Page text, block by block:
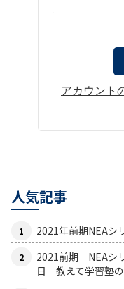
アカウント
人気記事
2021年前期NEAシ
2021前期 NEAシ
日 教えて学習塾